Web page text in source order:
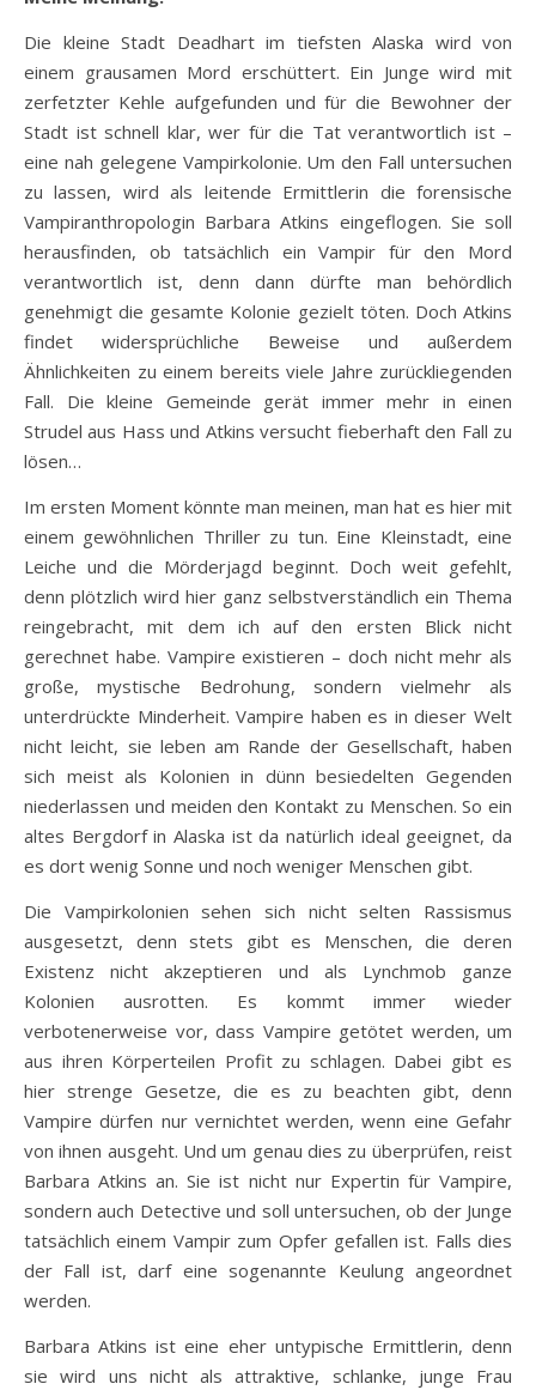
Die kleine Stadt Deadhart im tiefsten Alaska wird von
einem grausamen Mord erschüttert. Ein Junge wird mit
zerfetzter Kehle aufgefunden und für die Bewohner der
Stadt ist schnell klar, wer für die Tat verantwortlich ist –
eine nah gelegene Vampirkolonie. Um den Fall untersuchen
zu lassen, wird als leitende Ermittlerin die forensische
Vampiranthropologin Barbara Atkins eingeflogen. Sie soll
herausfinden, ob tatsächlich ein Vampir für den Mord
verantwortlich ist, denn dann dürfte man behördlich
genehmigt die gesamte Kolonie gezielt töten. Doch Atkins
findet widersprüchliche Beweise und außerdem
Ähnlichkeiten zu einem bereits viele Jahre zurückliegenden
Fall. Die kleine Gemeinde gerät immer mehr in einen
Strudel aus Hass und Atkins versucht fieberhaft den Fall zu
lösen…
Im ersten Moment könnte man meinen, man hat es hier mit
einem gewöhnlichen Thriller zu tun. Eine Kleinstadt, eine
Leiche und die Mörderjagd beginnt. Doch weit gefehlt,
denn plötzlich wird hier ganz selbstverständlich ein Thema
reingebracht, mit dem ich auf den ersten Blick nicht
gerechnet habe. Vampire existieren – doch nicht mehr als
große, mystische Bedrohung, sondern vielmehr als
unterdrückte Minderheit. Vampire haben es in dieser Welt
nicht leicht, sie leben am Rande der Gesellschaft, haben
sich meist als Kolonien in dünn besiedelten Gegenden
niederlassen und meiden den Kontakt zu Menschen. So ein
altes Bergdorf in Alaska ist da natürlich ideal geeignet, da
es dort wenig Sonne und noch weniger Menschen gibt.
Die Vampirkolonien sehen sich nicht selten Rassismus
ausgesetzt, denn stets gibt es Menschen, die deren
Existenz nicht akzeptieren und als Lynchmob ganze
Kolonien ausrotten. Es kommt immer wieder
verbotenerweise vor, dass Vampire getötet werden, um
aus ihren Körperteilen Profit zu schlagen. Dabei gibt es
hier strenge Gesetze, die es zu beachten gibt, denn
Vampire dürfen nur vernichtet werden, wenn eine Gefahr
von ihnen ausgeht. Und um genau dies zu überprüfen, reist
Barbara Atkins an. Sie ist nicht nur Expertin für Vampire,
sondern auch Detective und soll untersuchen, ob der Junge
tatsächlich einem Vampir zum Opfer gefallen ist. Falls dies
der Fall ist, darf eine sogenannte Keulung angeordnet
werden.
Barbara Atkins ist eine eher untypische Ermittlerin, denn
sie wird uns nicht als attraktive, schlanke, junge Frau